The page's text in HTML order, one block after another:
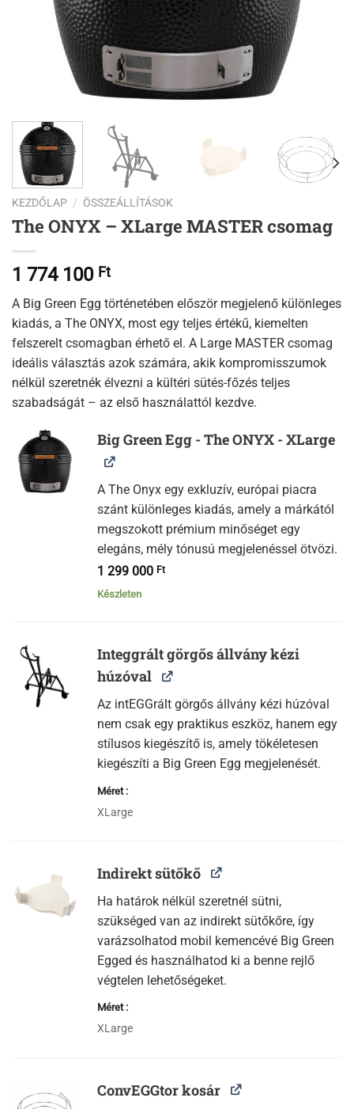
KEZDŐLAP / ÖSSZEÁLLÍTÁSOK
The ONYX – XLarge MASTER csomag
1 774 100 Ft
A Big Green Egg történetében először megjelenő különleges
kiadás, a The ONYX, most egy teljes értékű, kiemelten
felszerelt csomagban érhető el. A Large MASTER csomag
ideális választás azok számára, akik kompromisszumok
nélkül szeretnék élvezni a kültéri sütés-főzés teljes
szabadságát – az első használattól kezdve.
Big Green Egg - The ONYX - XLarge
A The Onyx egy exkluzív, európai piacra
szánt különleges kiadás, amely a márkától
megszokott prémium minőséget egy
elegáns, mély tónusú megjelenéssel ötvözi.
1 299 000 Ft
Készleten
Integgrált görgős állvány kézi
húzóval
Az intEGGrált görgős állvány kézi húzóval
nem csak egy praktikus eszköz, hanem egy
stílusos kiegészítő is, amely tökéletesen
kiegészíti a Big Green Egg megjelenését.
Méret
XLarge
Indirekt sütőkő
Ha határok nélkül szeretnél sütni,
szükséged van az indirekt sütőkőre, így
varázsolhatod mobil kemencévé Big Green
Egged és használhatod ki a benne rejlő
végtelen lehetőségeket.
Méret
XLarge
ConvEGGtor kosár